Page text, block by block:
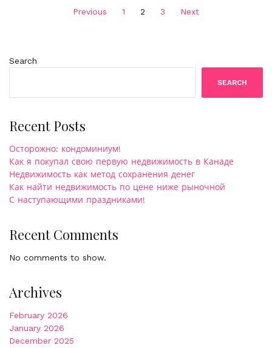
Previous 1 2 3 Next
Search
SEARCH
Recent Posts
Осторожно: кондоминиум!
Как я покупал свою первую недвижимость в Канаде
Недвижимость как метод сохранения денег
Как найти недвижимость по цене ниже рыночной
С наступающими праздниками!
Recent Comments
No comments to show.
Archives
February 2026
January 2026
December 2025